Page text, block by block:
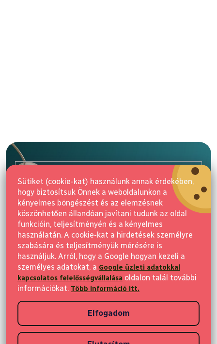
Sütiket (cookie-kat) használunk annak érdekében,
hogy biztosítsuk Önnek a weboldalunkon a
kényelmes böngészést és az elemzésnek
köszönhetően állandóan javítani tudunk az oldal
funkcióin, teljesítményén és a kényelmes
használatán. A cookie-kat a hirdetések személyre
szabására és teljesítményük mérésére is
használjuk. Arról, hogy a Google hogyan kezeli a
személyes adatokat, a Google üzleti adatokkal
kapcsolatos felelősségvállalása oldalon talál további
információkat. Több információ itt.
Elfogadom
Feliratkozás
Vásárlás
Vásárlási információk